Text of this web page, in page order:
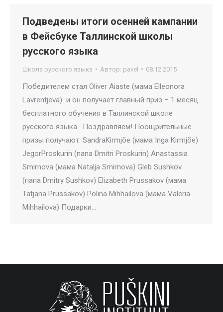
Подведены итоги осенней кампании
в Фейсбуке Таллинской школы
русского языка
Школа русского языка Автор: pavel 08.12.2015
Победителем стал Oliver Aiaste (мама Elleonora
Lavrentjeva) и он получает главный приз – 1 месяц
бесплатного обучения в Таллинской школе
русского языка. Поздравляем! Поощрительные
призы получают: SandraKirmjõe (мама Inga Kirmjõe)
JegorProskurin (папа Dmitri Proskurin) Anastassia
Smirnova (мама Natalja Smirnova) Gleb Sushkov
(папа Dmitry Sushkov) Elizabeth Prussakov (мама
Tatjana Prussakov) Polina Mihhailova (мама Valeria
Mihhailova) Подарки…